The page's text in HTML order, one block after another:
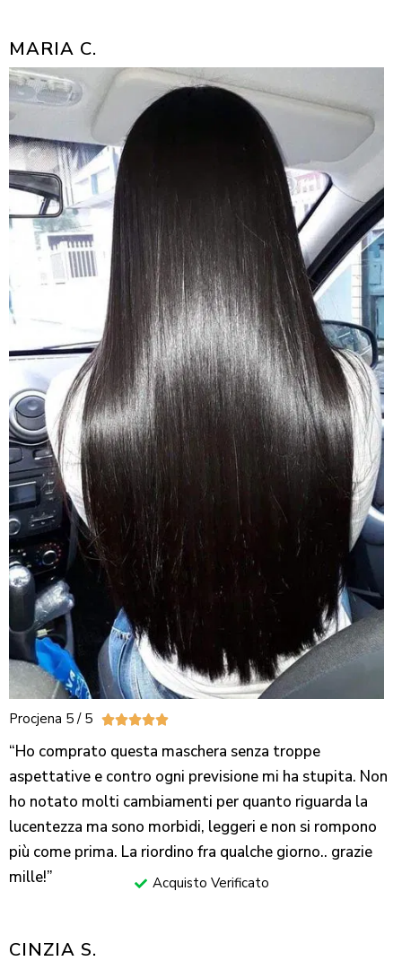
MARIA C.
Procjena 5 / 5 
“Ho comprato questa maschera senza troppe
aspettative e contro ogni previsione mi ha stupita. Non
ho notato molti cambiamenti per quanto riguarda la
lucentezza ma sono morbidi, leggeri e non si rompono
più come prima. La riordino fra qualche giorno.. grazie
mille!”
Acquisto Verificato
CINZIA S.